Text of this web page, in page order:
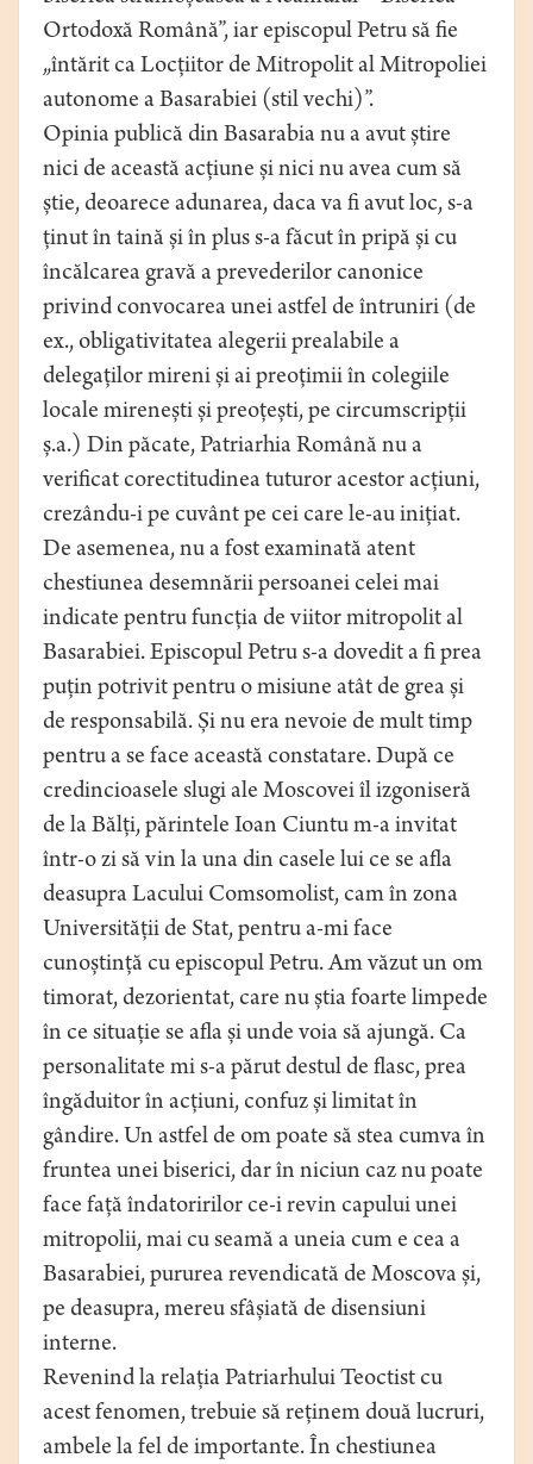
Ortodoxă Română”, iar episcopul Petru să fie
„întărit ca Locțiitor de Mitropolit al Mitropoliei
autonome a Basarabiei (stil vechi)”.
Opinia publică din Basarabia nu a avut știre
nici de această acțiune și nici nu avea cum să
știe, deoarece adunarea, daca va fi avut loc, s-a
ținut în taină și în plus s-a făcut în pripă și cu
încălcarea gravă a prevederilor canonice
privind convocarea unei astfel de întruniri (de
ex., obligativitatea alegerii prealabile a
delegaților mireni și ai preoțimii în colegiile
locale mirenești și preoțești, pe circumscripții
ș.a.) Din păcate, Patriarhia Română nu a
verificat corectitudinea tuturor acestor acțiuni,
crezându-i pe cuvânt pe cei care le-au inițiat.
De asemenea, nu a fost examinată atent
chestiunea desemnării persoanei celei mai
indicate pentru funcția de viitor mitropolit al
Basarabiei. Episcopul Petru s-a dovedit a fi prea
puțin potrivit pentru o misiune atât de grea și
de responsabilă. Și nu era nevoie de mult timp
pentru a se face această constatare. După ce
credincioasele slugi ale Moscovei îl izgoniseră
de la Bălți, părintele Ioan Ciuntu m-a invitat
într-o zi să vin la una din casele lui ce se afla
deasupra Lacului Comsomolist, cam în zona
Universității de Stat, pentru a-mi face
cunoștință cu episcopul Petru. Am văzut un om
timorat, dezorientat, care nu știa foarte limpede
în ce situație se afla și unde voia să ajungă. Ca
personalitate mi s-a părut destul de flasc, prea
îngăduitor în acțiuni, confuz și limitat în
gândire. Un astfel de om poate să stea cumva în
fruntea unei biserici, dar în niciun caz nu poate
face față îndatoririlor ce-i revin capului unei
mitropolii, mai cu seamă a uneia cum e cea a
Basarabiei, pururea revendicată de Moscova și,
pe deasupra, mereu sfâșiată de disensiuni
interne.
Revenind la relația Patriarhului Teoctist cu
acest fenomen, trebuie să reținem două lucruri,
ambele la fel de importante. În chestiunea